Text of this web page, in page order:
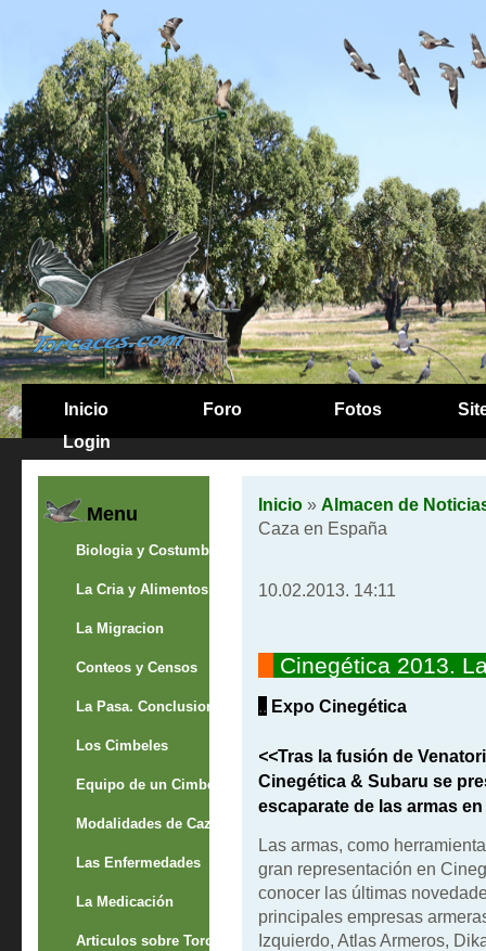
Inicio Foro Fotos
Login
Menu
Biologia y Costumbres
La Cria y Alimentos
La Migracion
Conteos y Censos
La Pasa. Conclusion
Los Cimbeles
Equipo de un Cimbelero
Modalidades de Caza
Las Enfermedades
La Medicación
Articulos sobre Torcaces
Inicio» Almacen de
Caza en España
10.02.2013. 14:11
Cinegética 2013.
.. Expo Cinegética
<<Tras la fusión de
Cinegética & Subaru se
escaparate de las armas
Las armas, como
gran representación en
conocer las últimas
principales empresas
Izquierdo, Atlas Armeros,